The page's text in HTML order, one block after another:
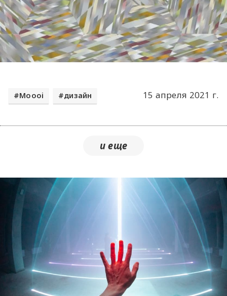
15 апреля 2021 г.
Moooi дизайн